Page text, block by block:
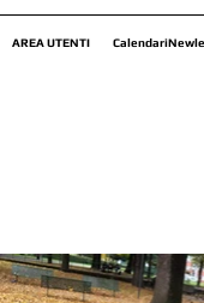
AREA UTENTI